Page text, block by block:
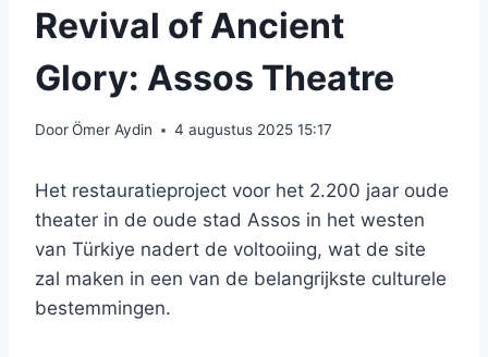
Revival of Ancient
Glory: Assos Theatre
DoorÖmer Aydin 4 augustus 2025 15:17
Het restauratieproject voor het 2.200 jaar oude
theater in de oude stad Assos in het westen
van Türkiye nadert de voltooiing, wat de site
zal maken in een van de belangrijkste culturele
bestemmingen.